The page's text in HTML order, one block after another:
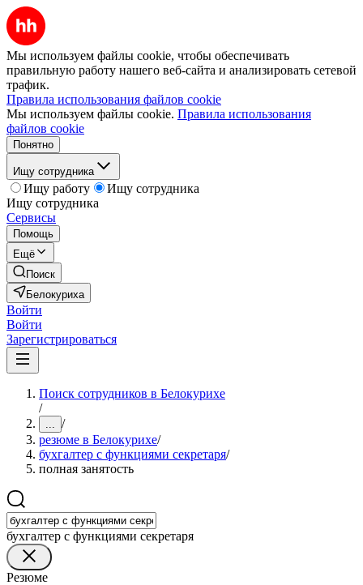
Мы используем файлы cookie, чтобы обеспечивать
правильную работу нашего веб-сайта и анализировать сетевой
трафик.
Правила использования файлов cookie
Мы используем файлы cookie. Правила использования
файлов cookie
Понятно
Ищу сотрудника
Ищу работу
Ищу сотрудника
Ищу сотрудника
Сервисы
Помощь
Ещё
Поиск
Белокуриха
Войти
Войти
Зарегистрироваться
Поиск сотрудников в Белокурихе
/
... /
резюме в Белокурихе/
бухгалтер с функциями секретаря/
полная занятость
бухгалтер с функциями секретаря
Резюме